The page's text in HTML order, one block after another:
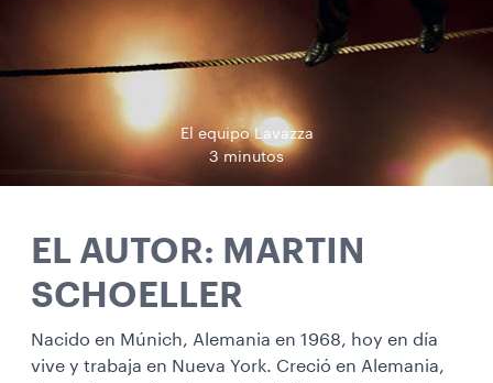
El equipo Lavazza
3 minutos
EL AUTOR: MARTIN
SCHOELLER
Nacido en Múnich, Alemania en 1968, hoy en día
vive y trabaja en Nueva York. Creció en Alemania,